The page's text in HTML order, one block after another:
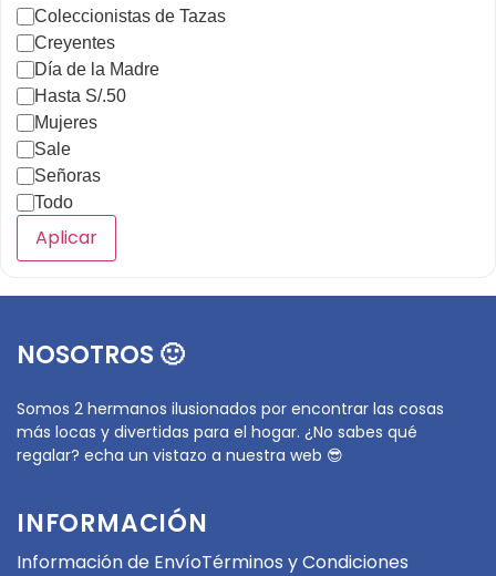
Coleccionistas de Tazas
Creyentes
Día de la Madre
Hasta S/.50
Mujeres
Sale
Señoras
Todo
Aplicar
NOSOTROS 🙂
Somos 2 hermanos ilusionados por encontrar las cosas
más locas y divertidas para el hogar. ¿No sabes qué
regalar? echa un vistazo a nuestra web 😎
INFORMACIÓN
Información de EnvíoTérminos y Condiciones